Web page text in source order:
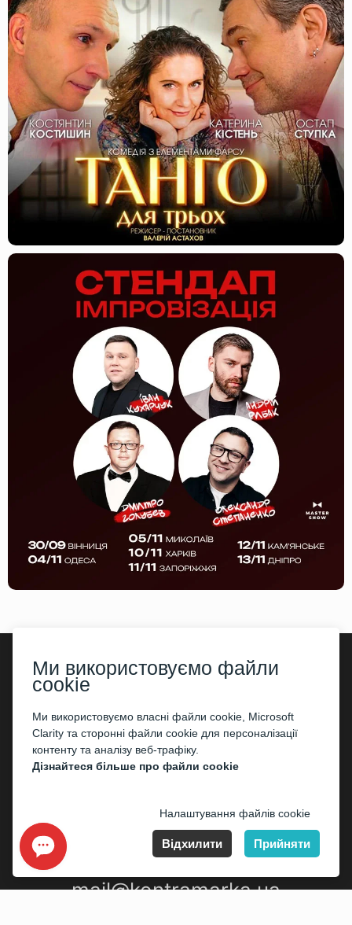
Публічний договір (оферта)
mail@kontramarka.ua
Ми використовуємо файли
cookie
Ми використовуємо власні файли cookie, Microsoft
Clarity та сторонні файли cookie для персоналізації
контенту та аналізу веб-трафіку.
Дізнайтеся більше про файли cookie
Налаштування файлів cookie
Відхилити Прийняти